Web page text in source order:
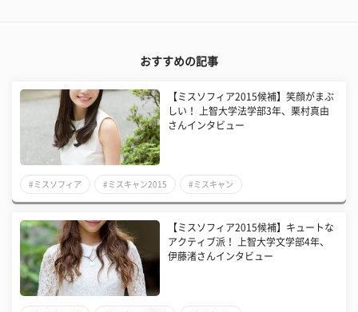
おすすめの記事
【ミスソフィア2015候補】笑顔がまぶ
しい！ 上智大学法学部3年、栗村真由
さんインタビュー
#ミスソフィア #ミスキャン2015 #ミスキャン
【ミスソフィア2015候補】キュートな
アクティブ派！ 上智大学文学部4年、
伊藤渚さんインタビュー